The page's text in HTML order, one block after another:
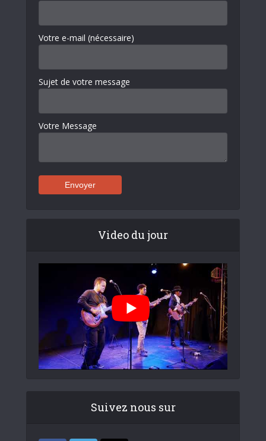
Votre e-mail (nécessaire)
Sujet de votre message
Votre Message
Video du jour
Suivez nous sur